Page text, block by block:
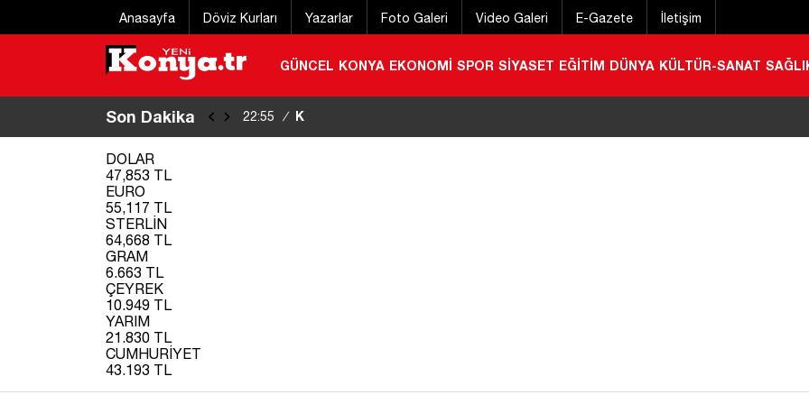
Anasayfa Döviz Kurları Yazarlar Foto Galeri Video Galeri E-Gazete İletişim
GÜNCEL KONYA EKONOMİ SPOR SİYASET EĞİTİM DÜNYA KÜLTÜR-SANAT
Son Dakika 22:55 / Konya Bisiklet Festivali başladı
DOLAR
47,853 TL
EURO
55,117 TL
STERLİN
64,668 TL
GRAM
6.663 TL
ÇEYREK
10.949 TL
YARIM
21.830 TL
CUMHURİYET
43.193 TL